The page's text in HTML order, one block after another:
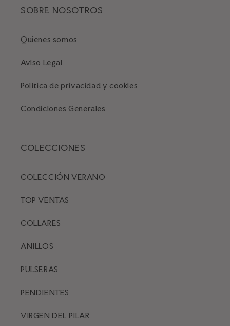
SOBRE NOSOTROS
Quienes somos
Aviso Legal
Política de privacidad y cookies
Condiciones Generales
COLECCIONES
COLECCIÓN VERANO
TOP VENTAS
COLLARES
ANILLOS
PULSERAS
PENDIENTES
VIRGEN DEL PILAR